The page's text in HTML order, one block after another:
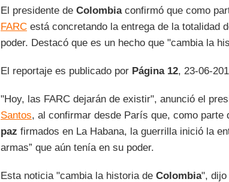
El presidente de Colombiaconfirmó que como
FARCestá concretando la entrega de la totalidad
poder. Destacó que es un hecho que "cambia la
El reportaje es publicado por Página 12, 23-06-
"Hoy, las FARC dejarán de existir", anunció el
Santos, al confirmar desde París que, como parte
paz firmados en La Habana, la guerrilla inició la
armas” que aún tenía en su poder.
Esta noticia "cambia la historia de Colombia", dijo